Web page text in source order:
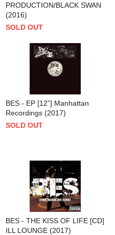
PRODUCTION/BLACK SWAN
(2016)
SOLD OUT
BES - EP [12”] Manhattan
Recordings (2017)
SOLD OUT
BES - THE KISS OF LIFE [CD]
ILL LOUNGE (2017)